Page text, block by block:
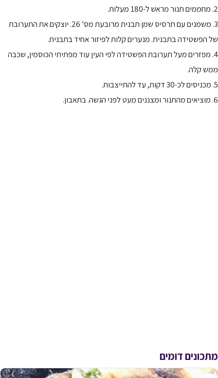
2. מחממים תנור מראש ל-180 מעלות.
3. משמנים עם תרסיס שמן תבנית מרובעת מס' 26. יוצקים את התערובת
של הפשטידה בתבנית. מנערים קלות לפיזור אחיד בתבנית.
4. מפזרים מעל תערובת הפשטידה לפי העין עוד מפתיתי הכוסמין, שכבה
ממש קלה.
5. מכניסים לכ-30 דקות, עד להתייצבות.
6. מוציאים מהתנור ומצננים מעט לפני הגשה. בתאבון.
מתכונים דומים